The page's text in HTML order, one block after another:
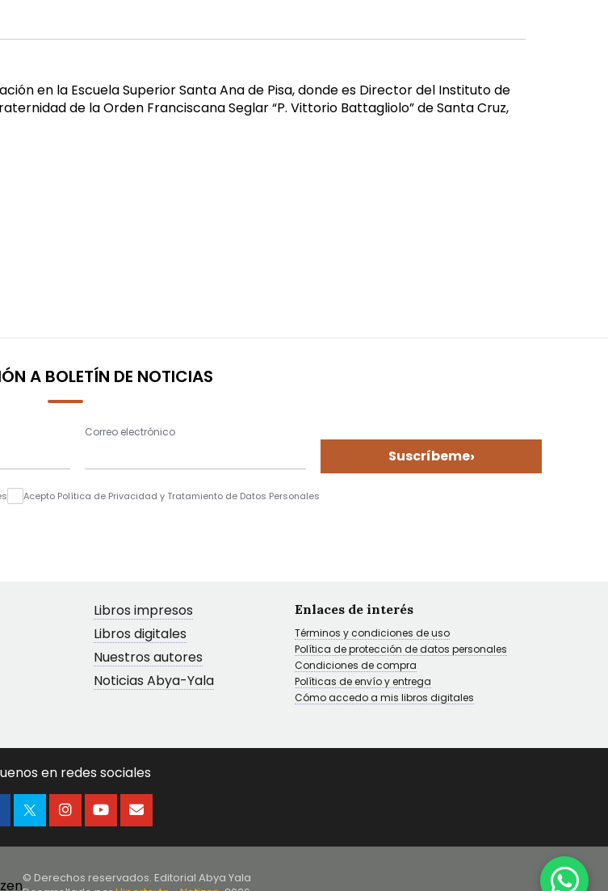
en la Escuela Superior Santa Ana de Pisa, donde es Director del Instituto de
de la Orden Franciscana Seglar “P. Vittorio Battagliolo” de Santa Cruz,
A BOLETÍN DE NOTICIAS
Correo electrónico
Suscríbeme›
Acepto Política de Privacidad y Tratamiento de Datos Personales
Libros impresos
Libros digitales
Nuestros autores
Noticias Abya-Yala
Enlaces de interés
Términos y condiciones de uso
Política de protección de datos personales
Condiciones de compra
Políticas de envío y entrega
Cómo accedo a mis libros digitales
en redes sociales
© Derechos reservados. Editorial Abya Yala